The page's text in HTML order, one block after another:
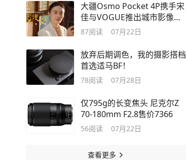
大疆Osmo Pocket 4P携手宋
佳与VOGUE推出城市影像短
片《光影漫游》
87阅读 07月22日
放弃后期调色，我的摄影搭档
首选适马BF！
78阅读 07月28日
仅795g的长变焦头 尼克尔Z
70-180mm F2.8售价7366
56阅读 07月22日
查看更多